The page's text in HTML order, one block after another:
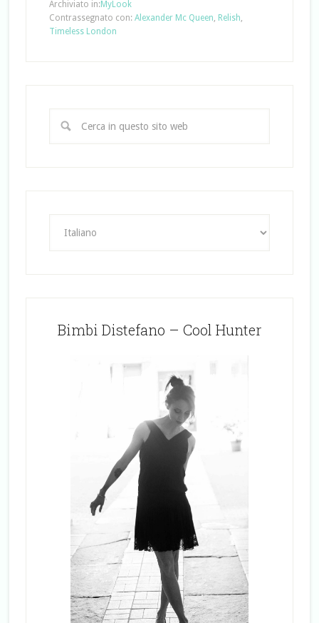
Archiviato in: MyLook
Contrassegnato con: Alexander Mc Queen, Relish,
Timeless London
Bimbi Distefano – Cool Hunter